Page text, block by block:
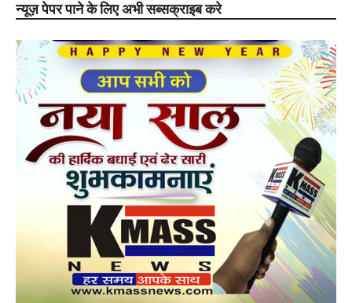
न्यूज़ पेपर पाने के लिए अभी सब्सक्राइब करे